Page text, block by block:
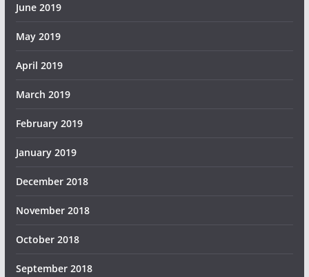
June 2019
May 2019
April 2019
March 2019
February 2019
January 2019
December 2018
November 2018
October 2018
September 2018